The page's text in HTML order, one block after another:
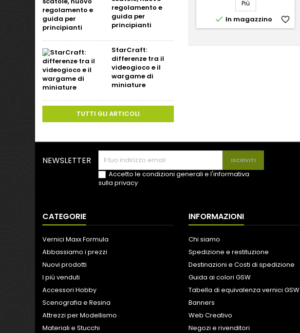
regolamento e
guida per
principianti
StarCraft:
differenze tra il
videogioco e il
wargame di
miniature
TUTTI GLI ARTICOLI
Più
 In magazzino favorite_border
NEWSLETTER
Accetto le condizioni generali e l'informativa
sulla privacy
CATEGORIE
Vernici Maxx Formula
Abbassiamo i prezzi
Nuovi prodotti
I più venduti
Accessori Hobby
Scenografia e Resina
Attrezzi per Modellismo
Materiali e Stucchi
INFORMAZIONI
Chi siamo
Spedizione e restituzione
Destinazioni e Costi di spedizione
Guida ai colori GSW
Tabella di equivalenza vernici GSW
Banners
Web Creativo
Negozi e rivenditori